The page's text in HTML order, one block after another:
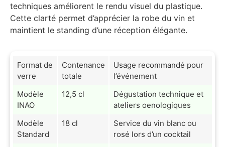
techniques améliorent le rendu visuel du plastique.
Cette clarté permet d’apprécier la robe du vin et
maintient le standing d’une réception élégante.
Format de
verre
Contenance
totale
Usage recommandé pour
l’événement
Modèle
INAO
12,5 cl
Dégustation technique et
ateliers oenologiques
Modèle
Standard
18 cl
Service du vin blanc ou
rosé lors d’un cocktail